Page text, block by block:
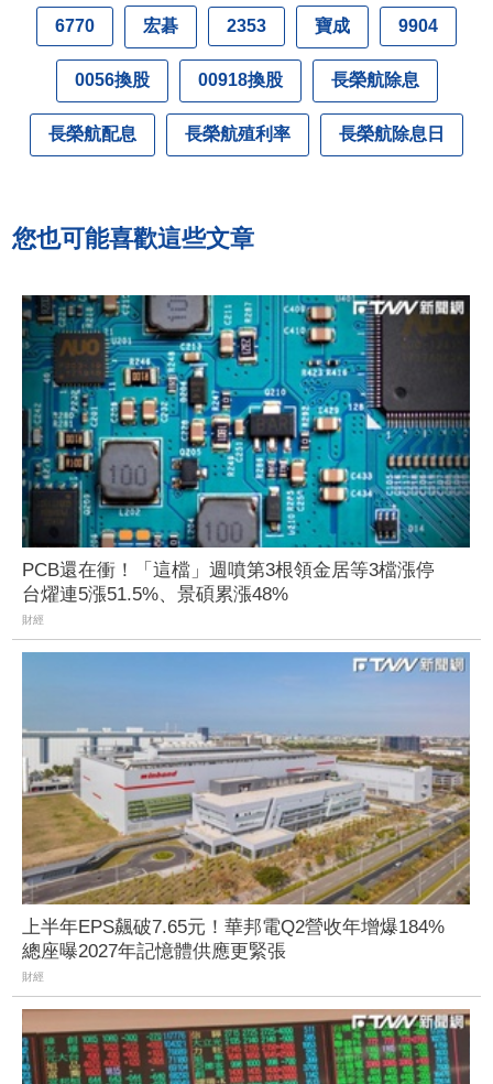
6770 宏碁 2353 寶成 9904
0056換股 00918換股 長榮航除息
長榮航配息 長榮航殖利率 長榮航除息日
您也可能喜歡這些文章
PCB還在衝！「這檔」週噴第3根領金居等3檔漲停
台燿連5漲51.5%、景碩累漲48%
財經
上半年EPS飆破7.65元！華邦電Q2營收年增爆184%
總座曝2027年記憶體供應更緊張
財經